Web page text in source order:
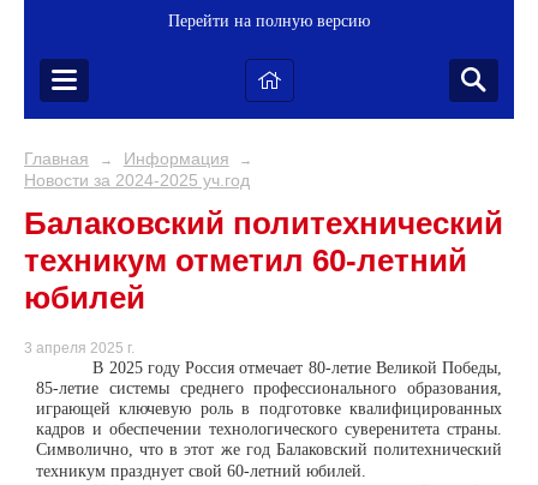
Перейти на полную версию
Главная → Информация →
Новости за 2024-2025 уч.год
Балаковский политехнический
техникум отметил 60-летний
юбилей
3 апреля 2025 г.
В 2025 году Россия отмечает 80-летие Великой Победы,
85-летие системы среднего профессионального образования,
играющей ключевую роль в подготовке квалифицированных
кадров и обеспечении технологического суверенитета страны.
Символично, что в этот же год Балаковский политехнический
техникум празднует свой 60-летний юбилей.